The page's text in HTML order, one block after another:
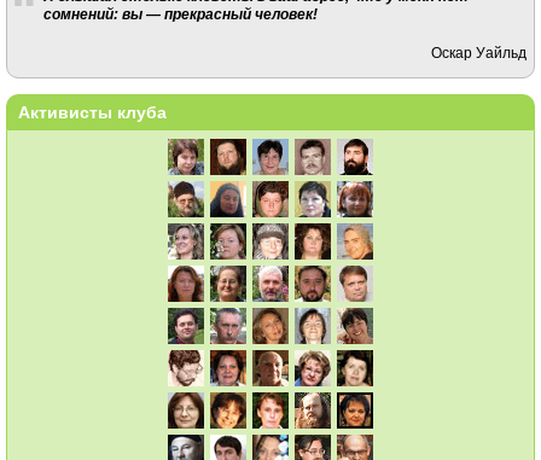
сомнений: вы — прекрасный человек!
Оскар Уайльд
Активисты клуба